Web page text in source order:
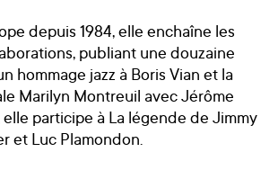
depuis 1984, elle enchaîne les
publiant une douzaine
hommage jazz à Boris Vian et la
Marilyn Montreuil avec Jérôme
elle participe à La légende de Jimmy
et Luc Plamondon.